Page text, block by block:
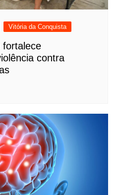
Vitória da Conquista
fortalece
contra